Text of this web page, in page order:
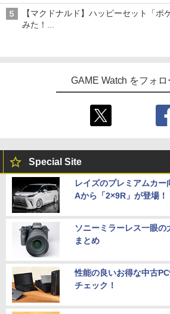
【マクドナルド】ハッピーセット「ポ
みた！
GAME Watch をフォロ
Special Site
レイズのプレミアムカ
Aから「2×9R」が登場！
ソニーミラーレス一眼
まとめ
性能の良いお得な中古
チェック！